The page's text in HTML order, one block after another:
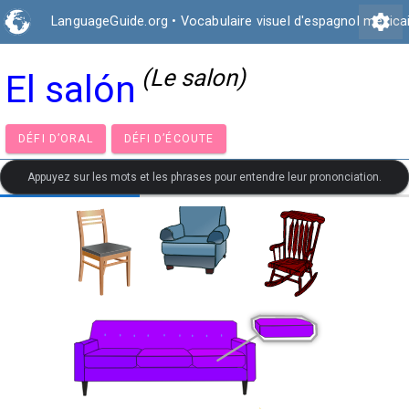
LanguageGuide.org • Vocabulaire visuel d'espagnol settings
El salón (Le salon)
DÉFI D’ORAL DÉFI D’ÉCOUTE
Appuyez sur les mots et les phrases pour entendre leur prononciation.